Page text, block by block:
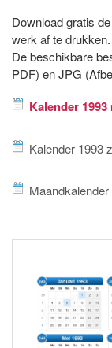
Download gratis
werk af te drukken.
De beschikbare
PDF) en JPG
Kalender
Kalender 1993
Maandkalender